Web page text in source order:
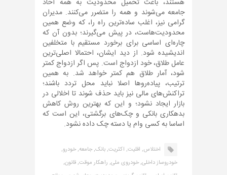
هستند، باعث تحمیل محدودیت به همه آحاد
جامعه می‌شوند و همه را متضرر می‌کنند. مدیران
گرامی نیز، اغلب ساده‌ترین راه را، که وضع همین
محدودیت‌هاست، در پیش می‌گیرند؛ بدون آن که
چاره‌ای اساسی برای برخورد مستقیم با متخلفین
اندیشیده شود. از دید ایشان، احتمالا اصلی‌ترین
عامل طلاق، خود ازدواج است. پس اگر ازدواج کمتر
شود، آمار طلاق هم کمتر خواهد شد. به همین
ترتیب، پیاده‌روها اصلا نباید محل تردد باشند؛
تراکنش‌های مالی نیز باید حذف شوند تا اخلالی در
بازار ایجاد نشود؛ و این که بهترین روش کاهش
بدهکاری بانکی و چک‌های برگشتی، این است که
اساسا به کسی وام یا دسته چک داده نشود.
اختلاس, اقلیت, اکثریت,بانک,جامعه,خودرو,
خودروساز داخلی,خودروی ملی, راهکار موقت,قانون,